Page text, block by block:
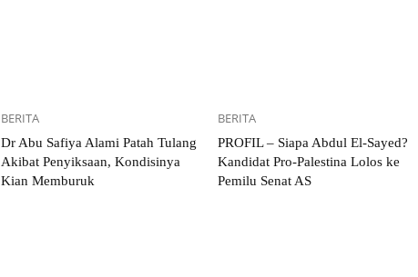
BERITA
Dr Abu Safiya Alami Patah Tulang
Akibat Penyiksaan, Kondisinya
Kian Memburuk
BERITA
PROFIL – Siapa Abdul El-Sayed?
Kandidat Pro-Palestina Lolos ke
Pemilu Senat AS